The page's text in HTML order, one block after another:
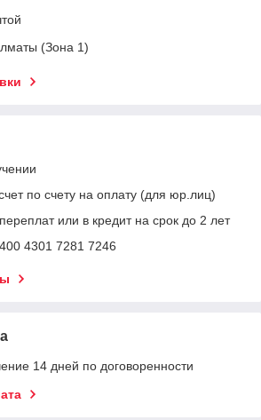
(Зона 1)
по счету на оплату (для юр.лиц)
или в кредит на срок до 2 лет
4301 7281 7246
14 дней по договоренности